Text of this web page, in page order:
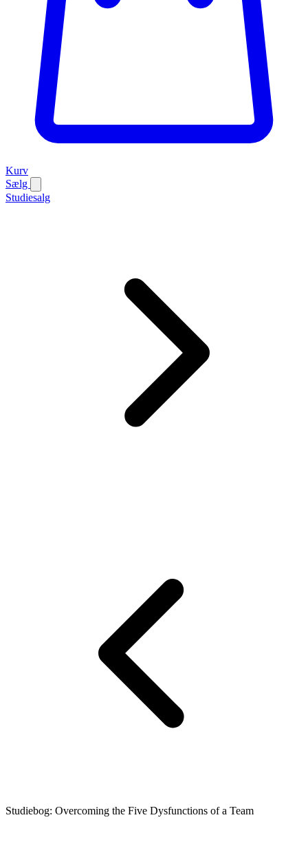
Kurv
Sælg
Studiesalg
Studiebog: Overcoming the Five Dysfunctions of a Team